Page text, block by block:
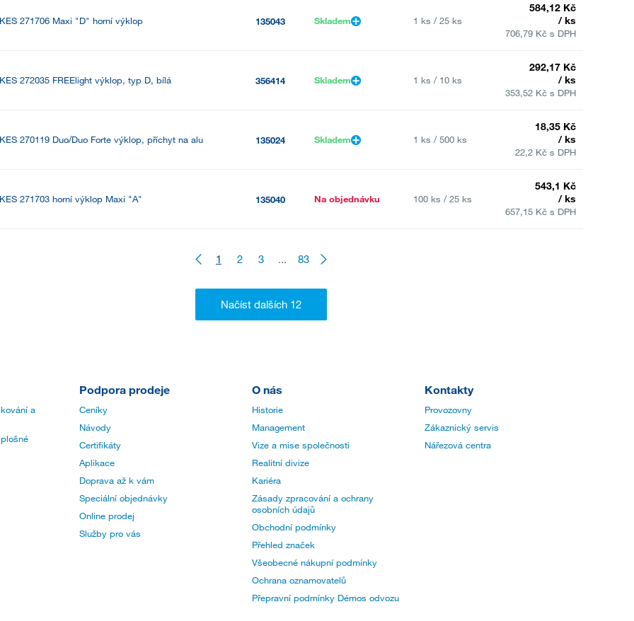
KES 271706 Maxi "D" horní výklop 135043 Skladem 1 ks / 25 ks
584,12 Kč
/ ks
706,79 Kč s DPH
KES 272035 FREElight výklop, typ D, bílá 356414 Skladem 1 ks / 10 ks
292,17 Kč
/ ks
353,52 Kč s DPH
KES 270119 Duo/Duo Forte výklop, příchyt na alu 135024 Skladem 1 ks / 500 ks
18,35 Kč
/ ks
22,2 Kč s DPH
KES 271703 horní výklop Maxi "A" 135040 Na objednávku 100 ks / 25 ks
543,1 Kč
/ ks
657,15 Kč s DPH
1 2 3 ... 83
a
Podpora prodeje
Ceníky
Návody
Certifikáty
Aplikace
Doprava až k vám
Speciální objednávky
Online prodej
Služby pro vás
O nás
Historie
Management
Vize a mise společnosti
Realitní divize
Kariéra
Zásady zpracování a ochrany
osobních údajů
Obchodní podmínky
Přehled značek
Všeobecné nákupní podmínky
Ochrana oznamovatelů
Přepravní podmínky Démos odvozu
Kontakty
Provozovny
Zákaznický servis
Nářezová centra